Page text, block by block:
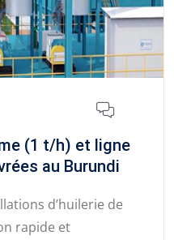
(1 t/h) et ligne
au Burundi
d’huilerie de
rapide et